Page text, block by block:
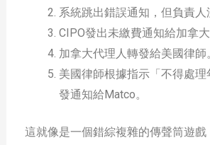
系統跳出錯誤通知，但負責人
CIPO發出未繳費通知給加拿大
加拿大代理人轉發給美國律師
美國律師根據指示「不得處
發通知給Matco。
這就像是一個錯綜複雜的傳聲筒遊